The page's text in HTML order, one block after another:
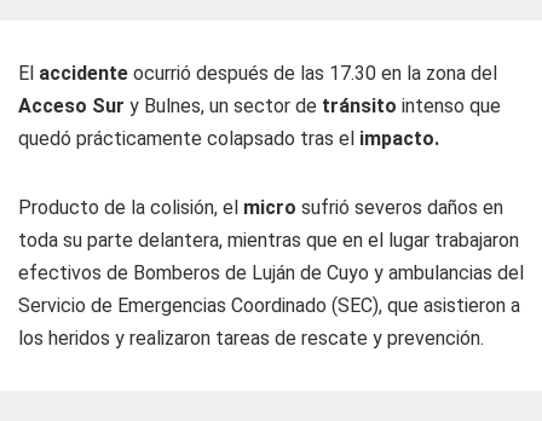
El accidente ocurrió después de las 17.30 en la zona del
Acceso Sur y Bulnes, un sector de tránsito intenso que
quedó prácticamente colapsado tras el impacto.
Producto de la colisión, el micro sufrió severos daños en
toda su parte delantera, mientras que en el lugar trabajaron
efectivos de Bomberos de Luján de Cuyo y ambulancias del
Servicio de Emergencias Coordinado (SEC), que asistieron a
los heridos y realizaron tareas de rescate y prevención.